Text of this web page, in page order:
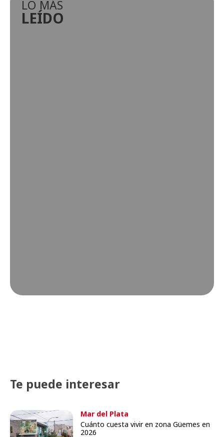
LO MÁS
LEÍDO
Te puede interesar
Mar del Plata
Cuánto cuesta vivir en zona Güemes en
2026